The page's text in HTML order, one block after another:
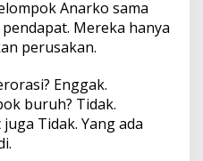
Anarko sama
Mereka hanya
perusakan.
Enggak.
buruh? Tidak.
Tidak. Yang ada